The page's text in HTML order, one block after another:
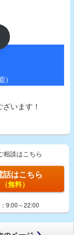
います！
相談はこちら
話はこちら
（無料）
9:00～22:00